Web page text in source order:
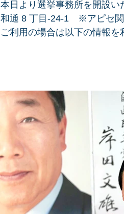
本日より選挙事務所を開設い
和通 8 丁目-24-1 ※アピセ関
ご利用の場合は以下の情報